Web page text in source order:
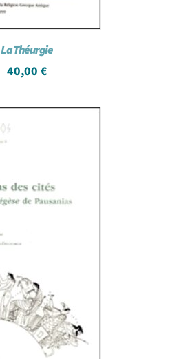
La Théurgie
40,00 €